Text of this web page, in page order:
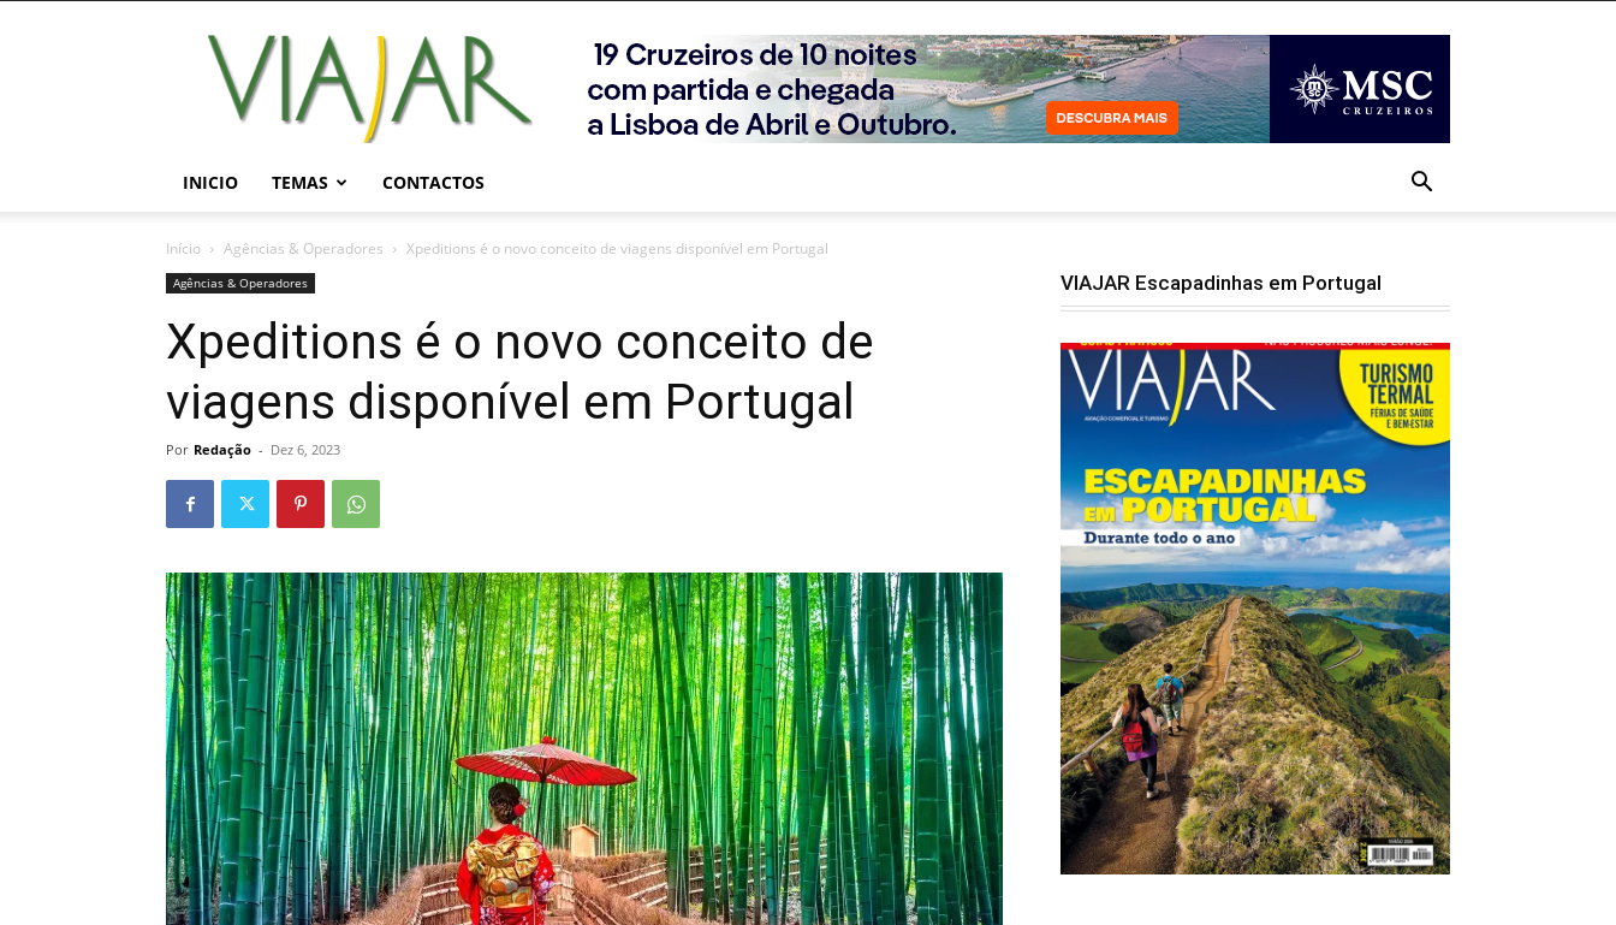
Viajar
Magazine
Online
INICIO TEMAS CONTACTOS
Início Agências & Operadores Xpeditions é o novo conceito de viagens disponível em Portugal
Agências & Operadores
Xpeditions é o novo conceito de
viagens disponível em Portugal
Por Redação - Dez 6, 2023
VIAJAR Escapadinhas em Portugal